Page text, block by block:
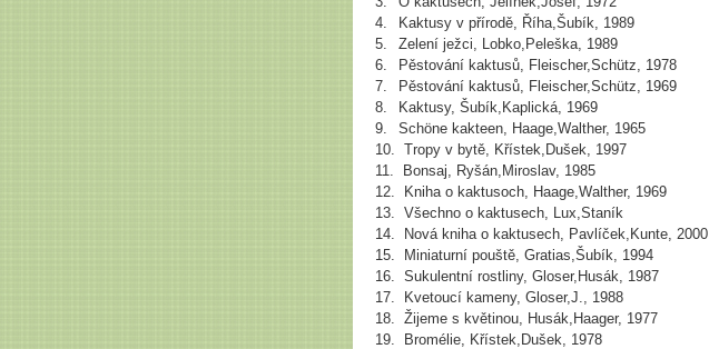
4.
Kaktusy v přírodě, Říha,Šubík, 1989
5.
Zelení ježci, Lobko,Peleška, 1989
6.
Pěstování kaktusů, Fleischer,Schütz, 1978
7.
Pěstování kaktusů, Fleischer,Schütz, 1969
8.
Kaktusy, Šubík,Kaplická, 1969
9.
Schöne kakteen, Haage,Walther, 1965
10. Tropy v bytě, Křístek,Dušek, 1997
11.
Bonsaj, Ryšán,Miroslav, 1985
12.
Kniha o kaktusoch, Haage,Walther, 1969
13. Všechno o kaktusech, Lux,Staník
14.
Nová kniha o kaktusech, Pavlíček,Kunte, 2000
15.
Miniaturní pouště, Gratias,Šubík, 1994
16. Sukulentní rostliny, Gloser,Husák, 1987
17.
Kvetoucí kameny, Gloser,J., 1988
18. Žijeme s květinou, Husák,Haager, 1977
19.
Bromélie, Křístek,Dušek, 1978